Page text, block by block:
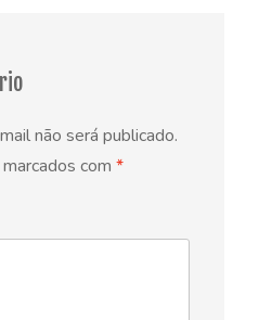
não será publicado.
com *